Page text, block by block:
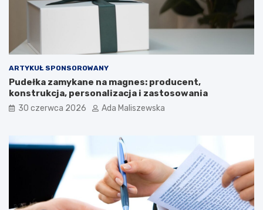
ARTYKUŁ SPONSOROWANY
Pudełka zamykane na magnes: producent,
konstrukcja, personalizacja i zastosowania
30 czerwca 2026 Ada Maliszewska